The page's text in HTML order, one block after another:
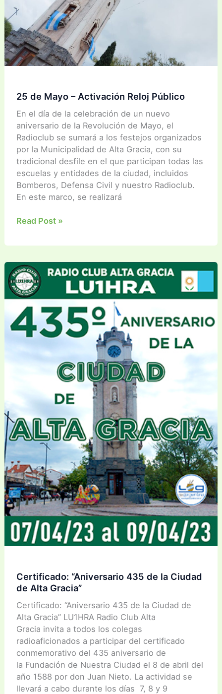
25 de Mayo – Activación Reloj Público
En el día de la celebración de un nuevo
aniversario de la Revolución de Mayo, el
Radioclub se sumará a los festejos organizados
por la Municipalidad de Alta Gracia, con su
tradicional desfile en el que participan todas las
escuelas y entidades de la ciudad, incluidos
Bomberos, Defensa Civil y nuestro Radioclub.
En este marco, se realizará
25
Mayo
Activación
Reloj
Público
Read Post »
Certificado: “Aniversario 435 de la Ciudad
de Alta Gracia”
Certificado: “Aniversario 435 de la Ciudad de
Alta Gracia” LU1HRA Radio Club Alta
Gracia invita a todos los colegas
radioaficionados a participar del certificado
conmemorativo del 435 aniversario de
la Fundación de Nuestra Ciudad el 8 de abril del
año 1588 por don Juan Nieto. La actividad se
llevará a cabo durante los días 7, 8 y 9